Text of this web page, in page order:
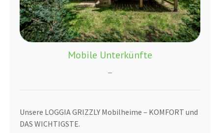
Mobile Unterkünfte
Unsere LOGGIA GRIZZLY Mobilheime – KOMFORT und
DAS WICHTIGSTE.